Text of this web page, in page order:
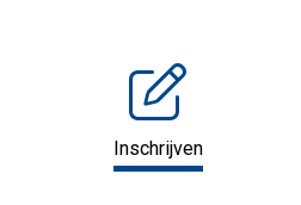
Inschrijven